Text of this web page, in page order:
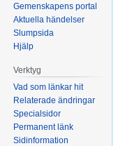
Gemenskapens portal
Aktuella händelser
Slumpsida
Hjälp
Verktyg
Vad som länkar hit
Relaterade ändringar
Specialsidor
Permanent länk
Sidinformation